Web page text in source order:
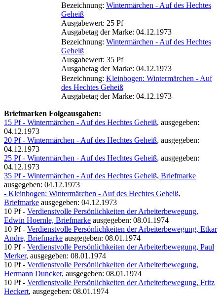
Bezeichnung: Wintermärchen - Auf des Hechtes
Geheiß
Ausgabewert: 25 Pf
Ausgabetag der Marke: 04.12.1973
Bezeichnung: Wintermärchen - Auf des Hechtes
Geheiß
Ausgabewert: 35 Pf
Ausgabetag der Marke: 04.12.1973
Bezeichnung: Kleinbogen: Wintermärchen - Auf
des Hechtes Geheiß
Ausgabetag der Marke: 04.12.1973
Briefmarken Folgeausgaben:
15 Pf - Wintermärchen - Auf des Hechtes Geheiß, ausgegeben:
04.12.1973
20 Pf - Wintermärchen - Auf des Hechtes Geheiß, ausgegeben:
04.12.1973
25 Pf - Wintermärchen - Auf des Hechtes Geheiß, ausgegeben:
04.12.1973
35 Pf - Wintermärchen - Auf des Hechtes Geheiß, Briefmarke
ausgegeben: 04.12.1973
- Kleinbogen: Wintermärchen - Auf des Hechtes Geheiß,
Briefmarke ausgegeben: 04.12.1973
10 Pf - Verdienstvolle Persönlichkeiten der Arbeiterbewegung,
Edwin Hoernle, Briefmarke ausgegeben: 08.01.1974
10 Pf - Verdienstvolle Persönlichkeiten der Arbeiterbewegung, Etkar
Andre, Briefmarke ausgegeben: 08.01.1974
10 Pf - Verdienstvolle Persönlichkeiten der Arbeiterbewegung, Paul
Merker, ausgegeben: 08.01.1974
10 Pf - Verdienstvolle Persönlichkeiten der Arbeiterbewegung,
Hermann Duncker, ausgegeben: 08.01.1974
10 Pf - Verdienstvolle Persönlichkeiten der Arbeiterbewegung, Fritz
Heckert, ausgegeben: 08.01.1974